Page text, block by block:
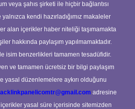
veya şahıs şirketi ile hiçbir bağlantısı
kendi hazırladığımız makaleler
alan içerikler haber niteliği taşımamakta
hakkında paylaşım yapılmamaktadır.
isim benzerlikleri tamamen tesadüfidir.
ve tamamen ücretsiz bir bilgi paylaşım
yasal düzenlemelere aykırı olduğunu
adresine
yasal süre içerisinde sitemizden